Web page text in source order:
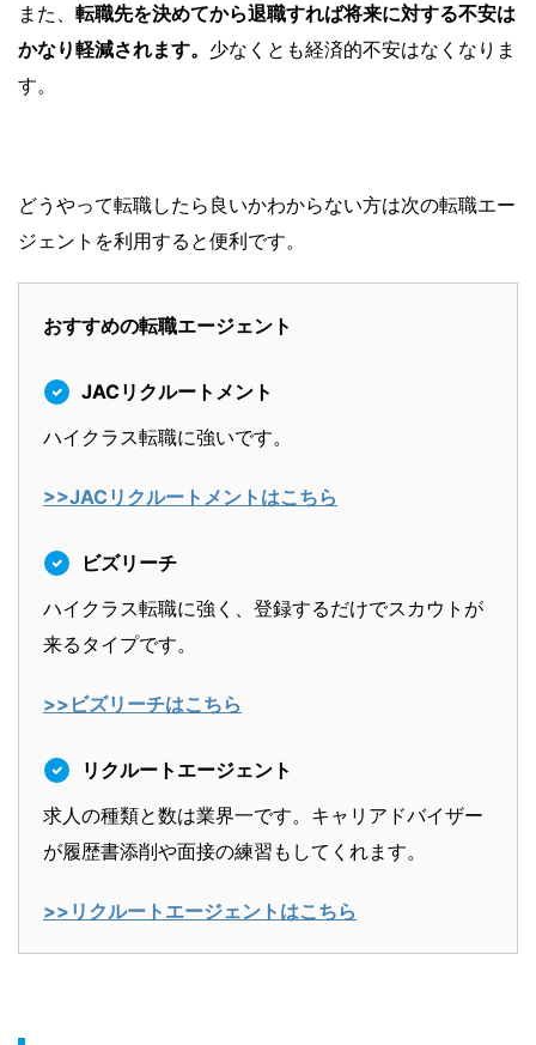
また、 転職先を決めてから退職すれば将来に対する不安は
かなり軽減されます。 少なくとも経済的不安はなくなりま
す。
どうやって転職したら良いかわからない方は次の転職エー
ジェントを利用すると便利です。
おすすめの転職エージェント
JACリクルートメント
ハイクラス転職に強いです。
>>JACリクルートメントはこちら
ビズリーチ
ハイクラス転職に強く、登録するだけでスカウトが
来るタイプです。
>>ビズリーチはこちら
リクルートエージェント
求人の種類と数は業界一です。キャリアドバイザー
が履歴書添削や面接の練習もしてくれます。
>>リクルートエージェントはこちら